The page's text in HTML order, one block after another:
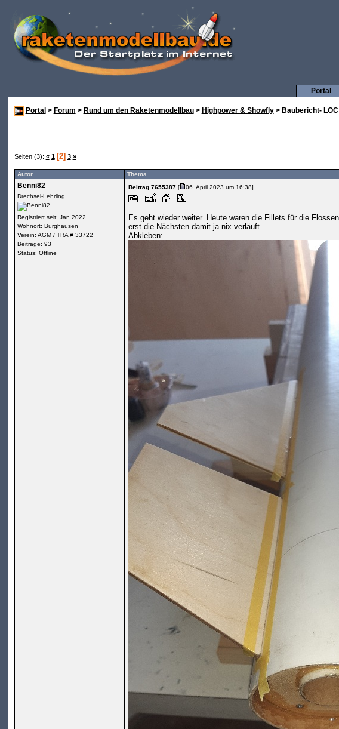
Portal
Portal > Forum > Rund um den Raketenmodellbau> Highpower & Showfly> Baubericht-
Seiten (3): « 1 [2] 3 »
Autor Thema
Benni82
Drechsel-Lehrling
Registriert seit: Jan 2022
Wohnort: Burghausen
Verein: AGM / TRA # 33722
Beiträge: 93
Status: Offline
Beitrag 7655387[
06. April 2023 um 16:38]
Es geht wieder weiter. Heute waren die Fillets für die
erst die Nächsten damit ja nix verläuft.
Abkleben: